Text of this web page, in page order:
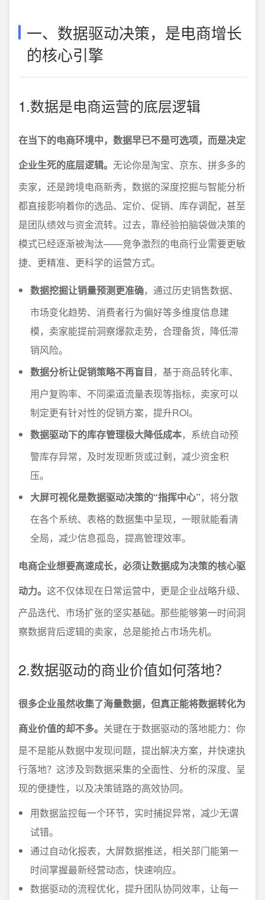
一、数据驱动决策，是电商增长
的核心引擎
1.数据是电商运营的底层逻辑
在当下的电商环境中，数据早已不是可选项，而是决定
企业生死的底层逻辑。 无论你是淘宝、京东、拼多多的
卖家，还是跨境电商新秀，数据的深度挖掘与智能分析
都直接影响着你的选品、定价、促销、库存调配，甚至
是团队绩效与资金流转。过去，靠经验拍脑袋做决策的
模式已经逐渐被淘汰——竞争激烈的电商行业需要更敏
捷、更精准、更科学的运营方式。
数据挖掘让销量预测更准确，通过历史销售数据、
市场变化趋势、消费者行为偏好等多维度信息建
模，卖家能提前洞察爆款走势，合理备货，降低滞
销风险。
数据分析让促销策略不再盲目 ，基于商品转化率、
用户复购率、不同渠道流量表现等指标，卖家可以
制定更有针对性的促销方案，提升ROI。
数据驱动下的库存管理极大降低成本，系统自动预
警库存异常，及时发现断货或过剩，减少资金积
压。
大屏可视化是数据驱动决策的“指挥中心”，将分散
在各个系统、表格的数据集中呈现，一眼就能看清
全局，减少信息孤岛，提高管理效率。
电商企业想要高速成长，必须让数据成为决策的核心驱
动力。 这不仅体现在日常运营中，更是企业战略升级、
产品迭代、市场扩张的坚实基础。那些能够第一时间洞
察数据背后逻辑的卖家，总是能抢占市场先机。
2.数据驱动的商业价值如何落地？
很多企业虽然收集了海量数据，但真正能将数据转化为
商业价值的却不多。 关键在于数据驱动的落地能力：你
是不是能从数据中发现问题，提出解决方案，并快速执
行落地？这涉及到数据采集的全面性、分析的深度、呈
现的便捷性，以及决策链路的高效协同。
用数据监控每一个环节，实时捕捉异常，减少无谓
试错。
通过自动化报表，大屏数据推送，相关部门能第一
时间掌握最新经营动态，快速响应。
数据驱动的流程优化，提升团队协同效率，让每一